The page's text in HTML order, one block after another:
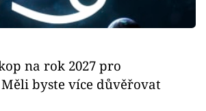
na rok 2027 pro
byste více důvěřovat